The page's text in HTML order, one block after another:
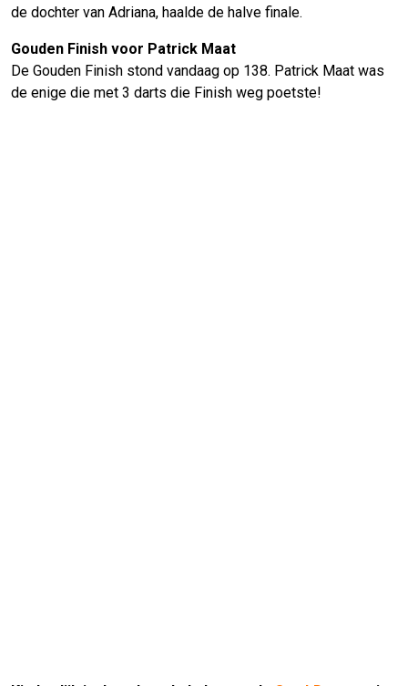
de dochter van Adriana, haalde de halve finale.
Gouden Finish voor Patrick Maat
De Gouden Finish stond vandaag op 138. Patrick Maat was
de enige die met 3 darts die Finish weg poetste!